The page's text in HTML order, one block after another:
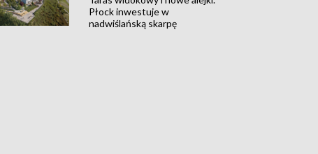
Płock inwestuje w
nadwiślańską skarpę